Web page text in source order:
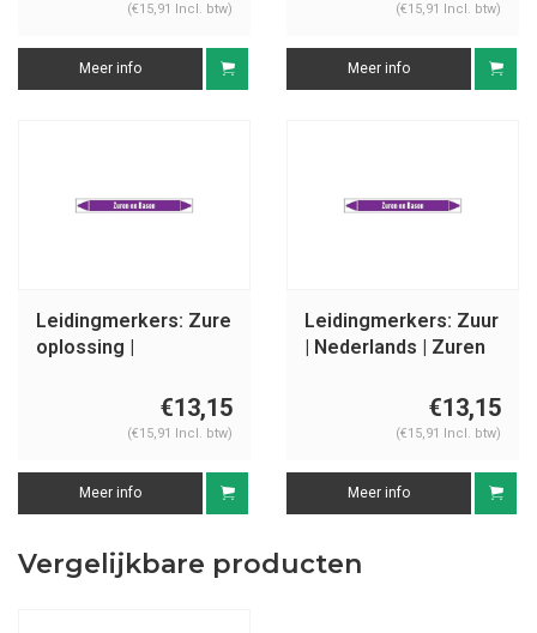
(€15,91 Incl. btw)
Meer info
(€15,91 Incl. btw)
Meer info
Leidingmerkers: Zure
oplossing |
€13,15
(€15,91 Incl. btw)
Meer info
Leidingmerkers: Zuur
| Nederlands | Zuren
€13,15
(€15,91 Incl. btw)
Meer info
Vergelijkbare producten